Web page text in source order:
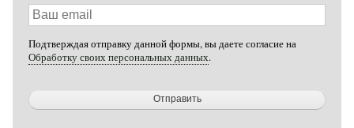
Ваш
email
Подтверждая отправку данной формы, вы даете согласие на
Обработку своих персональных данных.